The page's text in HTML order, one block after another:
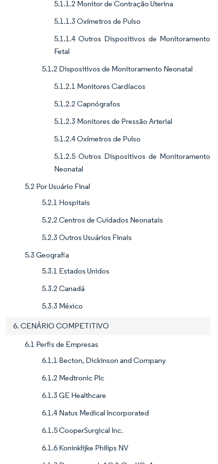
5.1.1.2 Monitor de Contração Uterina
5.1.1.3 Oxímetros de Pulso
5.1.1.4 Outros Dispositivos de Monitoramento
Fetal
5.1.2 Dispositivos de Monitoramento Neonatal
5.1.2.1 Monitores Cardíacos
5.1.2.2 Capnógrafos
5.1.2.3 Monitores de Pressão Arterial
5.1.2.4 Oxímetros de Pulso
5.1.2.5 Outros Dispositivos de Monitoramento
Neonatal
5.2 Por Usuário Final
5.2.1 Hospitais
5.2.2 Centros de Cuidados Neonatais
5.2.3 Outros Usuários Finais
5.3 Geografia
5.3.1 Estados Unidos
5.3.2 Canadá
5.3.3 México
6. CENÁRIO COMPETITIVO
6.1 Perfis de Empresas
6.1.1 Becton, Dickinson and Company
6.1.2 Medtronic Plc
6.1.3 GE Healthcare
6.1.4 Natus Medical Incorporated
6.1.5 CooperSurgical Inc.
6.1.6 Koninklijke Philips NV